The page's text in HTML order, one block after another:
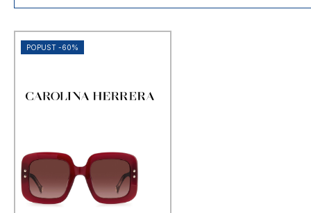
mjestu
100+ poslovnica diljem Hrvatske
brza dostava za narudžbe s
POPUST -60%